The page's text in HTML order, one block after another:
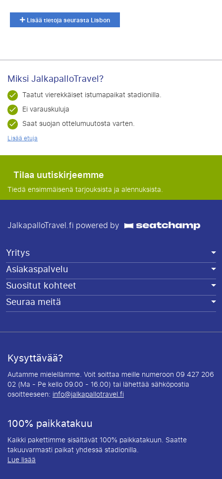
Lisää tietoja seurasta Lisbon
Miksi JalkapalloTravel?
Taatut vierekkäiset istumapaikat stadionilla.
Ei varauskuluja
Saat suojan ottelumuutosta varten.
Lisää etuja
Tilaa uutiskirjeemme
Tiedä ensimmäisenä tarjouksista ja alennuksista.
JalkapalloTravel.fi powered by
Yritys
Asiakaspalvelu
Suositut kohteet
Seuraa meitä
Kysyttävää?
Autamme mielellämme. Voit soittaa meille numeroon 09 427 206
02 (Ma - Pe kello 09.00 - 16.00) tai lähettää sähköpostia
osoitteeseen: info@jalkapallotravel.fi
100% paikkatakuu
Kaikki pakettimme sisältävät 100% paikkatakuun. Saatte
takuuvarmasti paikat yhdessä stadionilla.
Lue lisää